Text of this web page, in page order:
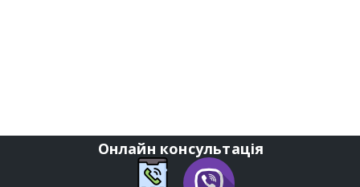
Онлайн консультація